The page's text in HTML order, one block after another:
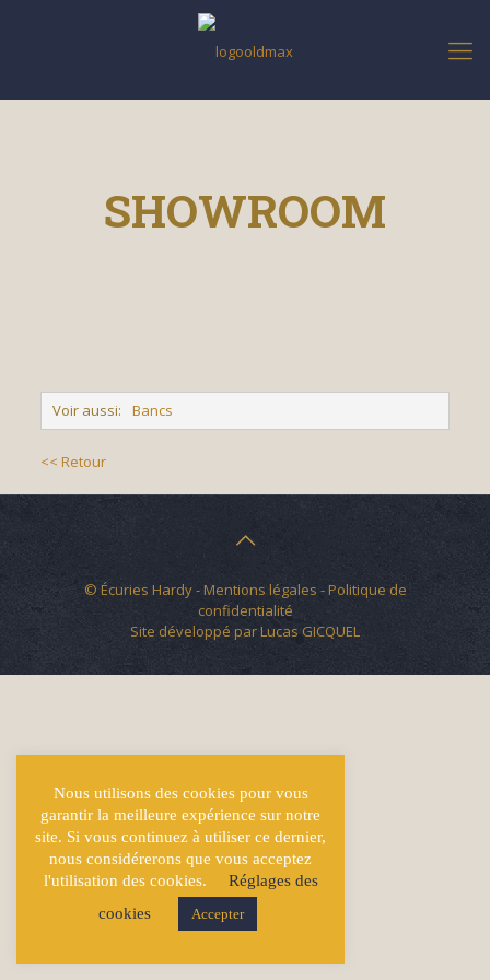
SHOWROOM
Voir aussi: Bancs
<< Retour
© Écuries Hardy -Mentions légales - Politique de
confidentialité
Site développé parLucas GICQUEL
Nous utilisons des cookies pour vous
garantir la meilleure expérience sur notre
site. Si vous continuez à utiliser ce dernier,
nous considérerons que vous acceptez
l'utilisation des cookies.
Réglages des
cookies
Accepter